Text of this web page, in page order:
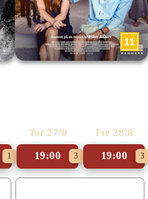
1
Tor 27/8
19:00 3
Fre 28/8
19:00 3